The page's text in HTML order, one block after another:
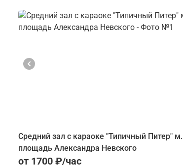
Средний зал с караоке "Типичный Питер" м.
площадь Александра Невского
от 1700 ₽/час